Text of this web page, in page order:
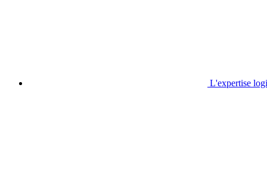
L'expertise